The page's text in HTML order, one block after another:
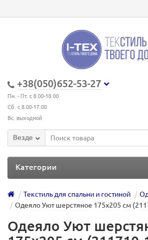
+38(050)652-53-27
Пн. - Пт. с 8.00-18.00
Сб. с 8.00-17.00
Вс. выходной
Везде
Категории
Текстиль для спальни и гостиной
Одеяло Уют шерстяное 175х205 см
Одеяло Уют